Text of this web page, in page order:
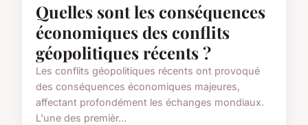
Quelles sont les conséquences
économiques des conflits
géopolitiques récents ?
Les conflits géopolitiques récents ont provoqué
des conséquences économiques majeures,
affectant profondément les échanges mondiaux.
L'une des premièr...